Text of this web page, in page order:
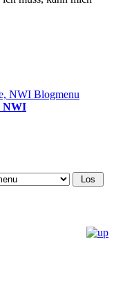
NWI Blogmenu
NWI